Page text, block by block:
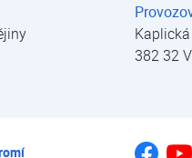
382 32